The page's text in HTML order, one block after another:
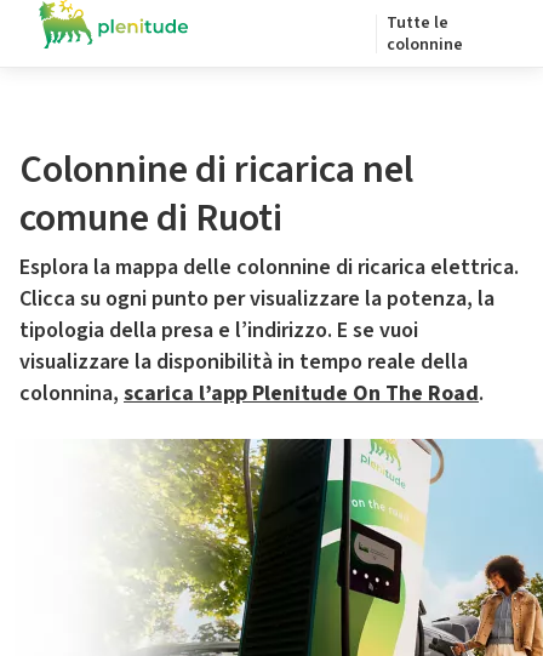
Tutte le
colonnine
Colonnine di ricarica nel
comune di Ruoti
Esplora la mappa delle colonnine di ricarica elettrica.
Clicca su ogni punto per visualizzare la potenza, la
tipologia della presa e l’indirizzo. E se vuoi
visualizzare la disponibilità in tempo reale della
colonnina, scarica l’app Plenitude On The Road.